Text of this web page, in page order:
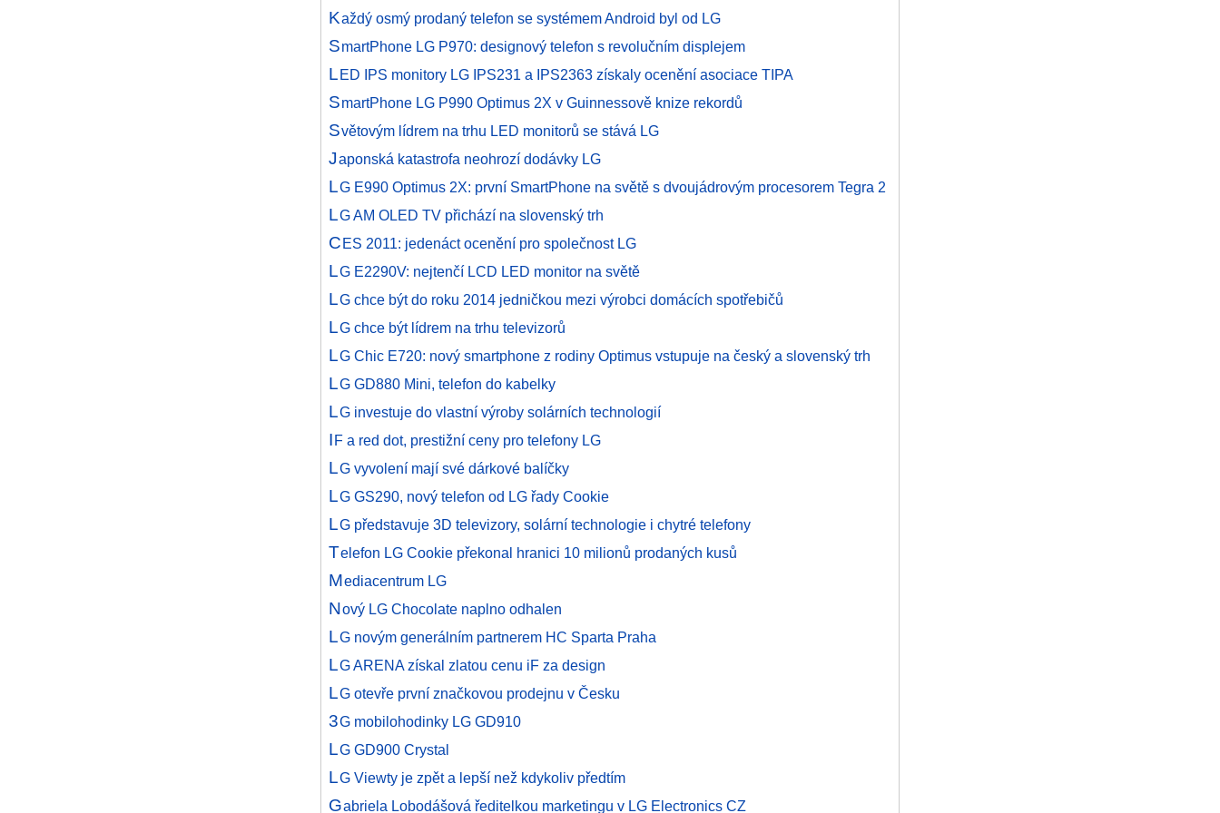
Každý osmý prodaný telefon se systémem Android byl od LG
SmartPhone LG P970: designový telefon s revolučním displejem
LED IPS monitory LG IPS231 a IPS2363 získaly ocenění asociace TIPA
SmartPhone LG P990 Optimus 2X v Guinnessově knize rekordů
Světovým lídrem na trhu LED monitorů se stává LG
Japonská katastrofa neohrozí dodávky LG
LG E990 Optimus 2X: první SmartPhone na světě s dvoujádrovým procesorem Tegra 2
LG AM OLED TV přichází na slovenský trh
CES 2011: jedenáct ocenění pro společnost LG
LG E2290V: nejtenčí LCD LED monitor na světě
LG chce být do roku 2014 jedničkou mezi výrobci domácích spotřebičů
LG chce být lídrem na trhu televizorů
LG Chic E720: nový smartphone z rodiny Optimus vstupuje na český a slovenský trh
LG GD880 Mini, telefon do kabelky
LG investuje do vlastní výroby solárních technologií
IF a red dot, prestižní ceny pro telefony LG
LG vyvolení mají své dárkové balíčky
LG GS290, nový telefon od LG řady Cookie
LG představuje 3D televizory, solární technologie i chytré telefony
Telefon LG Cookie překonal hranici 10 milionů prodaných kusů
Mediacentrum LG
Nový LG Chocolate naplno odhalen
LG novým generálním partnerem HC Sparta Praha
LG ARENA získal zlatou cenu iF za design
LG otevře první značkovou prodejnu v Česku
3G mobilohodinky LG GD910
LG GD900 Crystal
LG Viewty je zpět a lepší než kdykoliv předtím
Gabriela Lobodášová ředitelkou marketingu v LG Electronics CZ